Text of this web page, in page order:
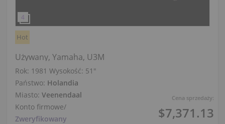
Cena sprzedaży:
$7,371.13
Hot
Używany, Yamaha, U3M
Rok: 1981 Wysokość: 51″
Państwo: Holandia
Miasto: Veenendaal
Konto firmowe/
Zweryfikowany